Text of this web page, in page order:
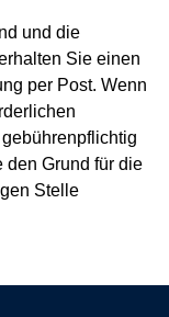
und die
Sie einen
per Post. Wenn
den Grund für die
Stelle